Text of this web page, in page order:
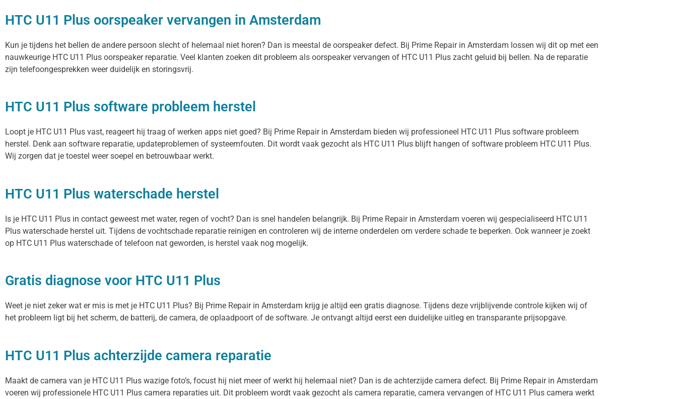
HTC U11 Plus oorspeaker vervangen in Amsterdam
Kun je tijdens het bellen de andere persoon slecht of helemaal niet horen? Dan is meestal de oorspeaker defect. Bij Prime Repair in Amsterdam lossen wij dit op met een
nauwkeurige HTC U11 Plus oorspeaker reparatie. Veel klanten zoeken dit probleem als oorspeaker vervangen of HTC U11 Plus zacht geluid bij bellen. Na de reparatie
zijn telefoongesprekken weer duidelijk en storingsvrij.
HTC U11 Plus software probleem herstel
Loopt je HTC U11 Plus vast, reageert hij traag of werken apps niet goed? Bij Prime Repair in Amsterdam bieden wij professioneel HTC U11 Plus software probleem
herstel. Denk aan software reparatie, updateproblemen of systeemfouten. Dit wordt vaak gezocht als HTC U11 Plus blijft hangen of software probleem HTC U11 Plus.
Wij zorgen dat je toestel weer soepel en betrouwbaar werkt.
HTC U11 Plus waterschade herstel
Is je HTC U11 Plus in contact geweest met water, regen of vocht? Dan is snel handelen belangrijk. Bij Prime Repair in Amsterdam voeren wij gespecialiseerd HTC U11
Plus waterschade herstel uit. Tijdens de vochtschade reparatie reinigen en controleren wij de interne onderdelen om verdere schade te beperken. Ook wanneer je zoekt
op HTC U11 Plus waterschade of telefoon nat geworden, is herstel vaak nog mogelijk.
Gratis diagnose voor HTC U11 Plus
Weet je niet zeker wat er mis is met je HTC U11 Plus? Bij Prime Repair in Amsterdam krijg je altijd een gratis diagnose. Tijdens deze vrijblijvende controle kijken wij of
het probleem ligt bij het scherm, de batterij, de camera, de oplaadpoort of de software. Je ontvangt altijd eerst een duidelijke uitleg en transparante prijsopgave.
HTC U11 Plus achterzijde camera reparatie
Maakt de camera van je HTC U11 Plus wazige foto’s, focust hij niet meer of werkt hij helemaal niet? Dan is de achterzijde camera defect. Bij Prime Repair in Amsterdam
voeren wij professionele HTC U11 Plus camera reparaties uit. Dit probleem wordt vaak gezocht als camera reparatie, camera vervangen of HTC U11 Plus camera werkt